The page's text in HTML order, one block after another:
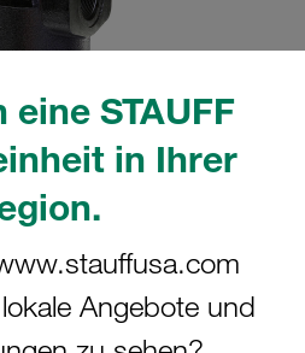
eine STAUFF
in Ihrer
Angebote und
zur Veranschaulichung und kann vom